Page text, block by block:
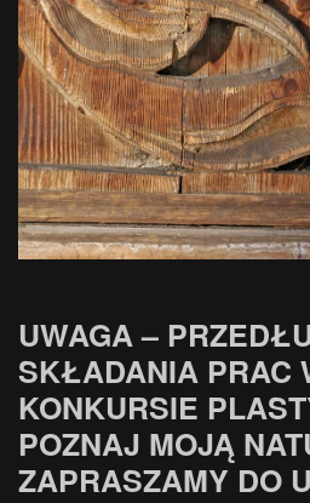
UWAGA –
SKŁADANIA PRAC
KONKURSIE
POZNAJ MOJĄ
ZAPRASZAMY DO